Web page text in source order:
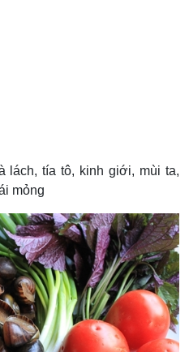
lách, tía tô, kinh giới, mùi ta,
mỏng